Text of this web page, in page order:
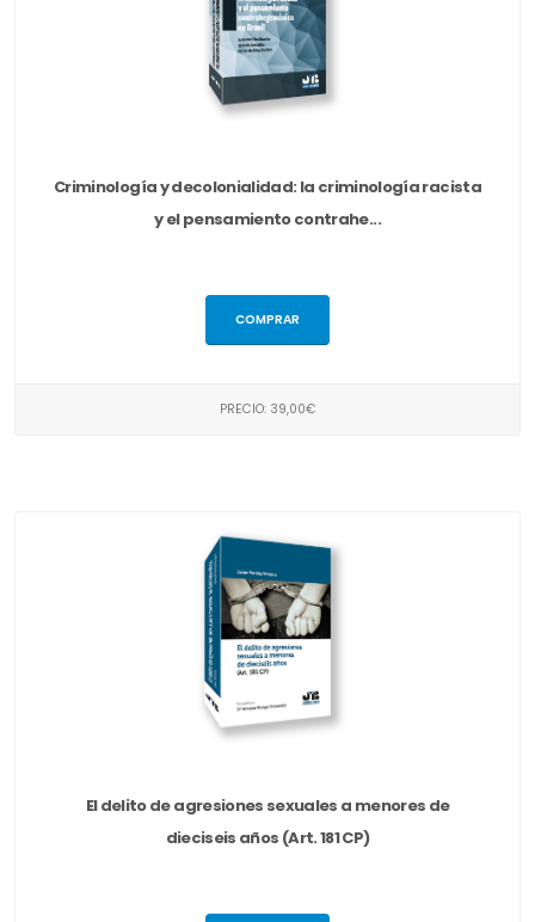
Criminología y decolonialidad: la criminología racista
y el pensamiento contrahe...
COMPRAR
PRECIO: 39,00€
El delito de agresiones sexuales a menores de
dieciseis años (Art. 181 CP)